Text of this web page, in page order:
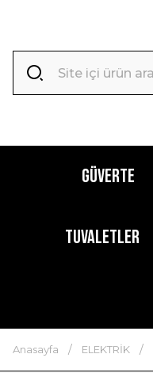
GÜVERTE
TUVALETLER
Anasayfa ELEKTRİK